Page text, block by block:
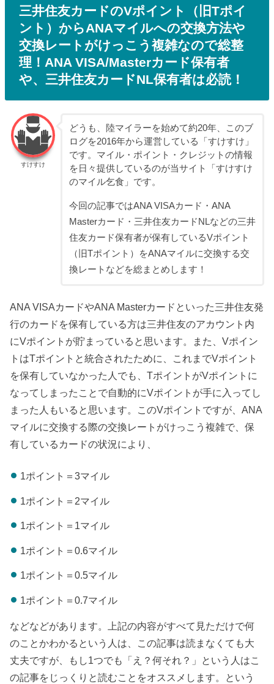
三井住友カードのVポイント（旧Tポイ
ント）からANAマイルへの交換方法や
交換レートがけっこう複雑なので総整
理！ANA VISA/Masterカード保有者
や、三井住友カードNL保有者は必読！
すけすけ
どうも、陸マイラーを始めて約20年、このブ
ログを2016年から運営している「すけすけ」
です。マイル・ポイント・クレジットの情報
を日々提供しているのが当サイト「すけすけ
のマイル乞食」です。
今回の記事ではANA VISAカード・ANA
Masterカード・三井住友カードNLなどの三井
住友カード保有者が保有しているVポイント
（旧Tポイント）をANAマイルに交換する交
換レートなどを総まとめします！
ANA VISAカードやANA Masterカードといった三井住友発
行のカードを保有している方は三井住友のアカウント内
にVポイントが貯まっていると思います。また、Vポイン
トはTポイントと統合されたために、これまでVポイント
を保有していなかった人でも、TポイントがVポイントに
なってしまったことで自動的にVポイントが手に入ってし
まった人もいると思います。このVポイントですが、ANA
マイルに交換する際の交換レートがけっこう複雑で、保
有しているカードの状況により、
1ポイント＝3マイル
1ポイント＝2マイル
1ポイント＝1マイル
1ポイント＝0.6マイル
1ポイント＝0.5マイル
1ポイント＝0.7マイル
などなどがあります。上記の内容がすべて見ただけで何
のことかわかるという人は、この記事は読まなくても大
丈夫ですが、もし1つでも「え？何それ？」という人はこ
の記事をじっくりと読むことをオススメします。という